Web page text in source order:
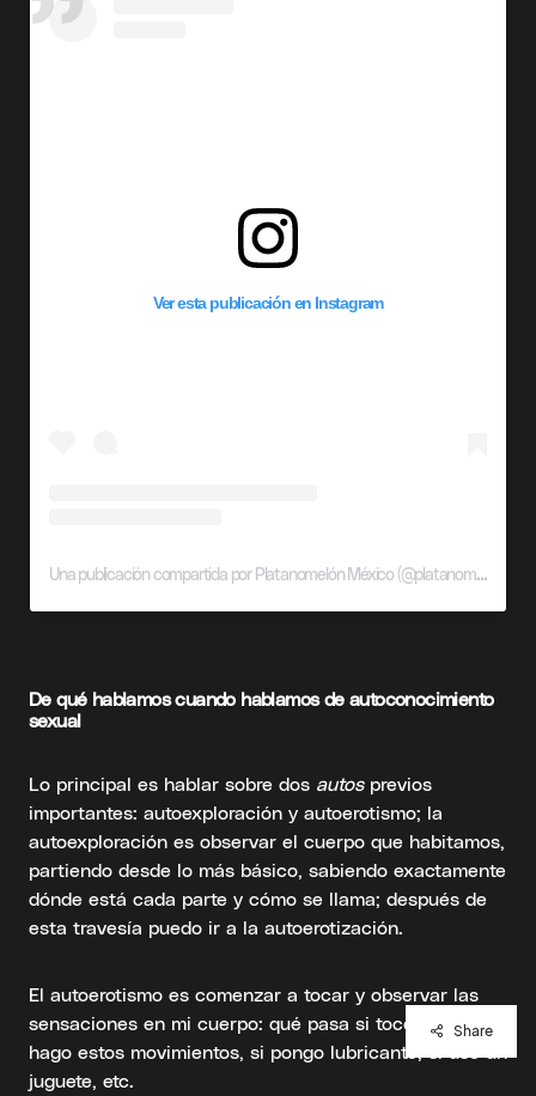
Ver esta publicación en Instagram
Una publicación compartida por Platanomelón México (@platanomelonmx)
De qué hablamos cuando hablamos de autoconocimiento
sexual
Lo principal es hablar sobre dos autosprevios
importantes: autoexploración y autoerotismo; la
autoexploración es observar el cuerpo que habitamos,
partiendo desde lo más básico, sabiendo exactamente
dónde está cada parte y cómo se llama; después de
esta travesía puedo ir a la autoerotización.
El autoerotismo es comenzar a tocar y observar las
sensaciones en mi cuerpo: qué pasa si toco aquí, si
hago estos movimientos, si pongo lubricante, si uso un
juguete, etc.
Share